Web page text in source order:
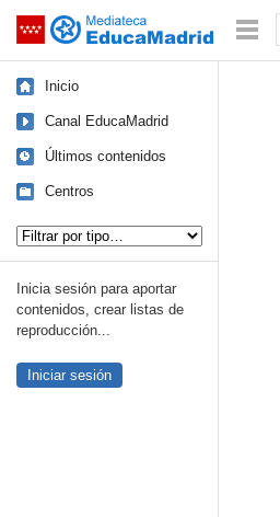
Saltar navegación
Inicio
Canal EducaMadrid
Últimos contenidos
Centros
Inicia sesión para aportar
contenidos, crear listas de
reproducción...
Iniciar sesión